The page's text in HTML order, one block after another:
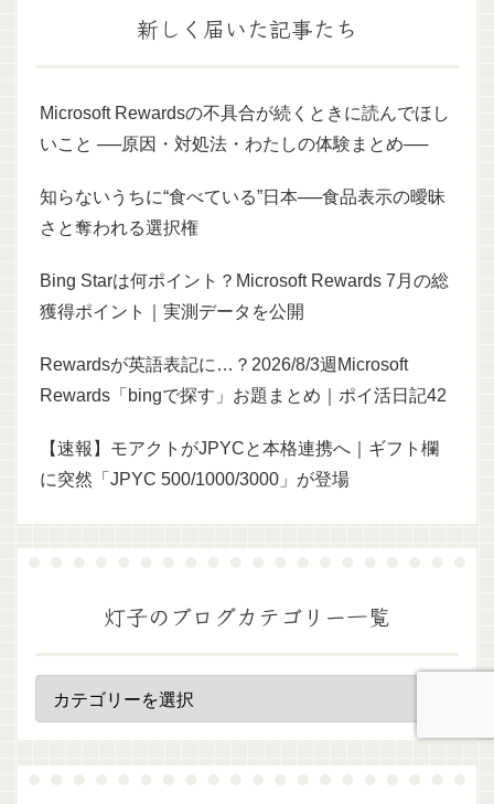
新しく届いた記事たち
Microsoft Rewardsの不具合が続くときに読んでほし
いこと ──原因・対処法・わたしの体験まとめ──
知らないうちに“食べている”日本──食品表示の曖昧
さと奪われる選択権
Bing Starは何ポイント？Microsoft Rewards 7月の総
獲得ポイント｜実測データを公開
Rewardsが英語表記に…？2026/8/3週Microsoft
Rewards「bingで探す」お題まとめ｜ポイ活日記42
【速報】モアクトがJPYCと本格連携へ｜ギフト欄
に突然「JPYC 500/1000/3000」が登場
灯子のブログカテゴリー一覧